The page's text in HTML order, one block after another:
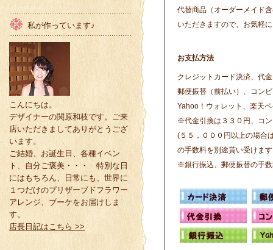
代替商品（オーダーメイド
いただきますので、お気軽
お支払方法
クレジットカード決済、代
郵便振替（前払い）、コン
Yahoo！ウォレット、楽天
※代金引換は３３０円、コ
(５５，０００円以上の場合
の手数料を別途貰い受けま
※銀行振込、郵便振替の手
私が作っています♪
こんにちは。
デザイナーの関原和枝です。ご来
店いただきましてありがとうござ
います。
ご結婚、お誕生日、各種イベン
ト、自分ご褒美・・・ 特別な日
にはもちろん、日常にも、世界に
１つだけのプリザーブドフラワー
アレンジ、ブーケをお届けしま
す。
店長日記はこちら >>